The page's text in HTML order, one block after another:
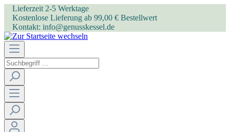
Lieferzeit 2-5 Werktage
Kostenlose Lieferung ab 99,00 € Bestellwert
Kontakt: info@genusskessel.de